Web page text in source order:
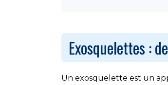
Exosquelettes :
Un exosquelette est un